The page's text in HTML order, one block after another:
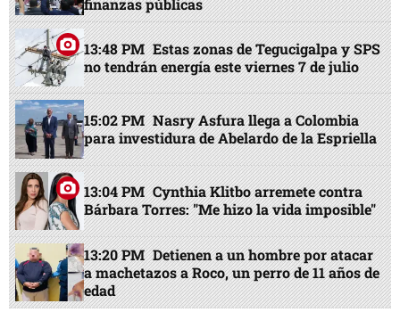
13:48 PM Estas zonas de Tegucigalpa y SPS
no tendrán energía este viernes 7 de julio
15:02 PM Nasry Asfura llega a Colombia
para investidura de Abelardo de la Espriella
13:04 PM Cynthia Klitbo arremete contra
Bárbara Torres: "Me hizo la vida imposible"
13:20 PM Detienen a un hombre por atacar
a machetazos a Roco, un perro de 11 años de
edad